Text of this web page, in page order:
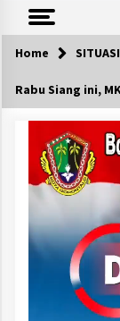
Home SITUASI
Rabu Siang ini,